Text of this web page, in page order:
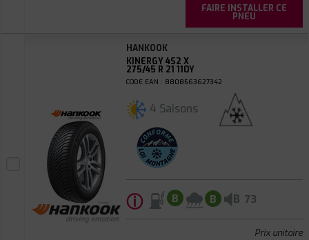
FAIRE INSTALLER CE
PNEU
HANKOOK
KINERGY 4S2 X
275/45 R 21 110Y
CODE EAN : 8808563627342
4 Saisons
ⓘ B B B 73
Prix unitaire